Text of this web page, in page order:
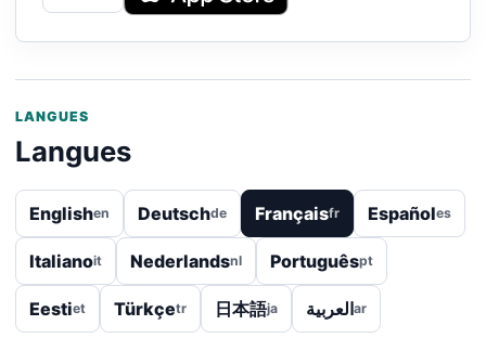
LANGUES
Langues
Englishen Deutschde Françaisfr Españoles
Italianoit Nederlandsnl Portuguêspt
Eestiet Türkçetr 日本語ja العربيةar